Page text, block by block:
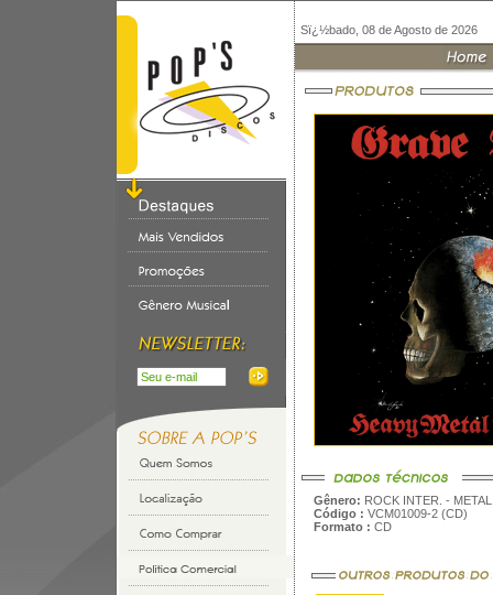
Sï¿½bado, 08 de Agosto de 2026
Gênero: ROCK INTER. - METAL
Código : VCM01009-2 (CD)
Formato : CD